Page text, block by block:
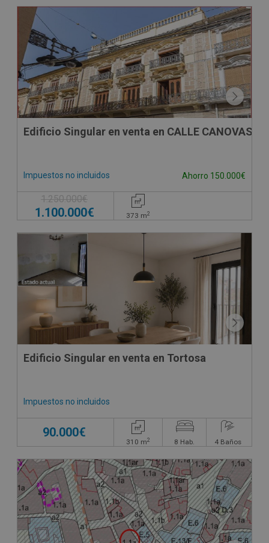
Edificio Singular en venta en CALLE CANOVAS
Impuestos no incluidos Ahorro 150.000€
1.250.000€
1.100.000€ 373 m2
Edificio Singular en venta en Tortosa
Impuestos no incluidos
90.000€
310 m2 8 Hab. 4 Baños